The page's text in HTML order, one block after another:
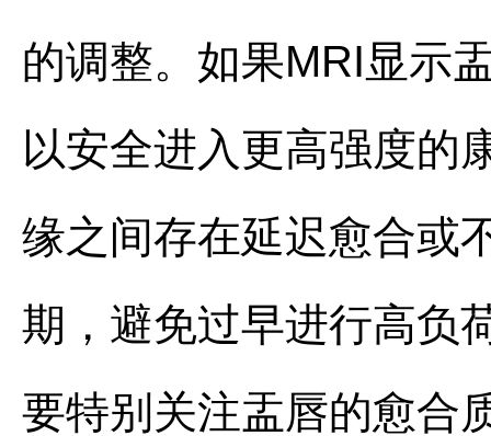
的调整。如果MRI显示
以安全进入更高强度的
缘之间存在延迟愈合或
期，避免过早进行高负
要特别关注盂唇的愈合